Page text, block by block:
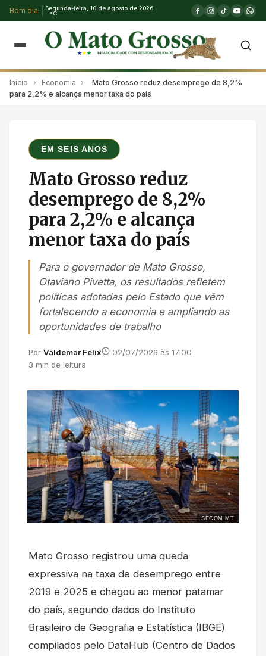
Bom dia!
Segunda-feira, 10 de agosto de 2026
--°C
Início › Economia ›
Mato Grosso reduz desemprego de 8,2%
para 2,2% e alcança menor taxa do país
EM SEIS ANOS
Mato Grosso reduz
desemprego de 8,2%
para 2,2% e alcança
menor taxa do país
Para o governador de Mato Grosso,
Otaviano Pivetta, os resultados refletem
políticas adotadas pelo Estado que vêm
fortalecendo a economia e ampliando as
oportunidades de trabalho
Por Valdemar Félix
02/07/2026 às 17:00
3 min de leitura
SECOM MT
Mato Grosso registrou uma queda
expressiva na taxa de desemprego entre
2019 e 2025 e chegou ao menor patamar
do país, segundo dados do Instituto
Brasileiro de Geografia e Estatística (IBGE)
compilados pelo DataHub (Centro de Dados